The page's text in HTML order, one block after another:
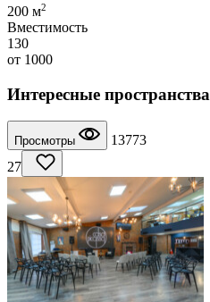
200 м2
Вместимость
130
от 1000
Интересные пространства
Просмотры
13773
27